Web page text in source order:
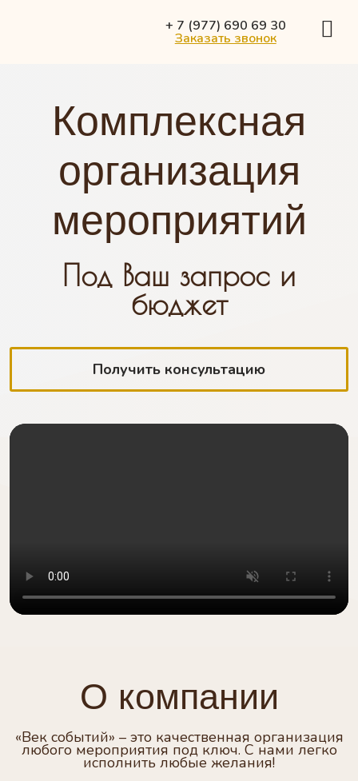
+ 7 (977) 690 69 30
Заказать звонок
Комплексная
организация
мероприятий
Под Ваш запрос и
бюджет
Получить консультацию
О компании
«Век событий» – это качественная организация
любого мероприятия под ключ. С нами легко
исполнить любые желания!